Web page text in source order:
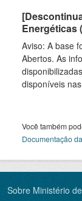
Energéticas
Aviso: A base
Abertos. As
disponíveis
Você também
Documentação
Sobre Ministério